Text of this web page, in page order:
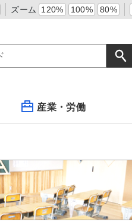
ズーム 120% 100% 80%
産業・労働